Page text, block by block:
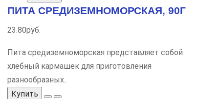
ПИТА СРЕДИЗЕМНОМОРСКАЯ, 90Г
23.80руб.
Пита средиземноморская представляет собой
хлебный кармашек для приготовления
разнообразных..
Купить